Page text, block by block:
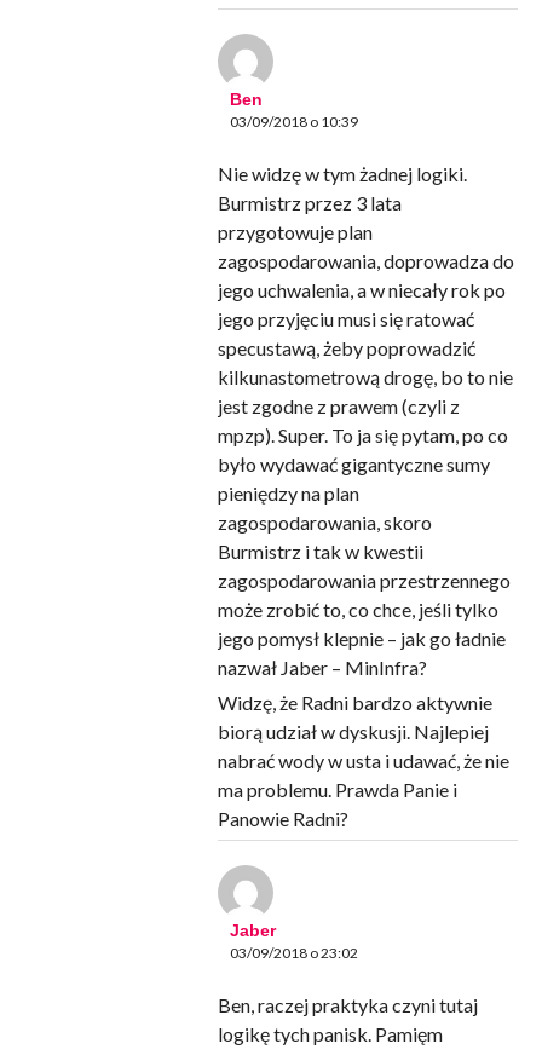
Ben
03/09/2018 o 10:39
Nie widzę w tym żadnej logiki.
Burmistrz przez 3 lata
przygotowuje plan
zagospodarowania, doprowadza do
jego uchwalenia, a w niecały rok po
jego przyjęciu musi się ratować
specustawą, żeby poprowadzić
kilkunastometrową drogę, bo to nie
jest zgodne z prawem (czyli z
mpzp). Super. To ja się pytam, po co
było wydawać gigantyczne sumy
pieniędzy na plan
zagospodarowania, skoro
Burmistrz i tak w kwestii
zagospodarowania przestrzennego
może zrobić to, co chce, jeśli tylko
jego pomysł klepnie – jak go ładnie
nazwał Jaber – MinInfra?
Widzę, że Radni bardzo aktywnie
biorą udział w dyskusji. Najlepiej
nabrać wody w usta i udawać, że nie
ma problemu. Prawda Panie i
Panowie Radni?
Jaber
03/09/2018 o 23:02
Ben, raczej praktyka czyni tutaj
logikę tych panisk. Pamięm